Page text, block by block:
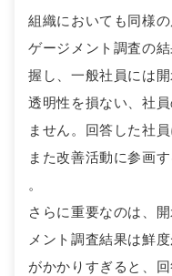
組織においても同様
ゲージメント調査の
握し、一般社員には
透明性を損ない、社
ません。回答した社
また改善活動に参画
。
さらに重要なのは、
メント調査結果は鮮
がかかりすぎると、